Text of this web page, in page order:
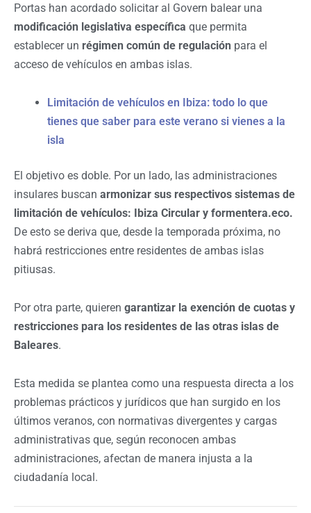
Portas han acordado solicitar al Govern balear una
modificación legislativa específica que permita
establecer un régimen común de regulación para el
acceso de vehículos en ambas islas.
Limitación de vehículos en Ibiza: todo lo que
tienes que saber para este verano si vienes a la
isla
El objetivo es doble. Por un lado, las administraciones
insulares buscan armonizar sus respectivos sistemas de
limitación de vehículos: Ibiza Circular y formentera.eco.
De esto se deriva que, desde la temporada próxima, no
habrá restricciones entre residentes de ambas islas
pitiusas.
Por otra parte, quieren garantizar la exención de cuotas y
restricciones para los residentes de las otras islas de
Baleares.
Esta medida se plantea como una respuesta directa a los
problemas prácticos y jurídicos que han surgido en los
últimos veranos, con normativas divergentes y cargas
administrativas que, según reconocen ambas
administraciones, afectan de manera injusta a la
ciudadanía local.